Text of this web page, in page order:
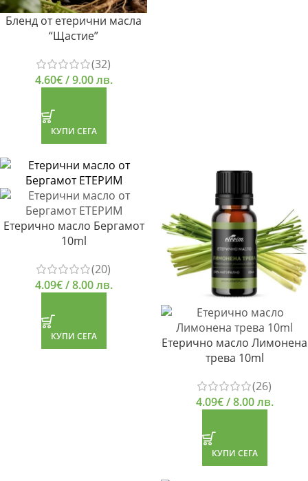
Бленд от етерични масла
“Щастие”
(32)
4.60€/ 9.00 лв.
КУПИ СЕГА
Етерично масло Бергамот
10ml
(20)
4.09€/ 8.00 лв.
КУПИ СЕГА
Етерично масло Лимонена
трева 10ml
(26)
4.09€/ 8.00 лв.
КУПИ СЕГА